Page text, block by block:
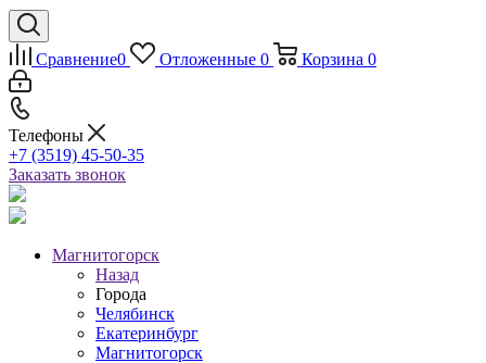
Сравнение0 Отложенные 0 Корзина 0
Телефоны
+7 (3519) 45-50-35
Заказать звонок
Магнитогорск
Назад
Города
Челябинск
Екатеринбург
Магнитогорск